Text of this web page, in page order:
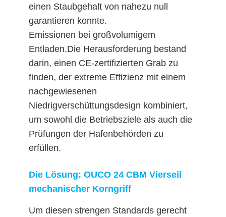
einen Staubgehalt von nahezu null
garantieren konnte.
Emissionen bei großvolumigem
Entladen.Die Herausforderung bestand
darin, einen CE-zertifizierten Grab zu
finden, der extreme Effizienz mit einem
nachgewiesenen
Niedrigverschüttungsdesign kombiniert,
um sowohl die Betriebsziele als auch die
Prüfungen der Hafenbehörden zu
erfüllen.
Die Lösung: OUCO 24 CBM Vierseil
mechanischer Korngriff
Um diesen strengen Standards gerecht